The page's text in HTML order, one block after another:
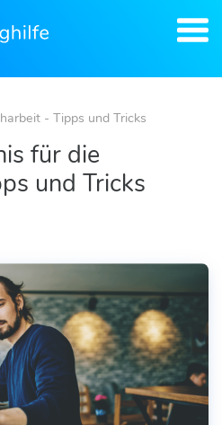
- Tipps und Tricks
für die
und Tricks